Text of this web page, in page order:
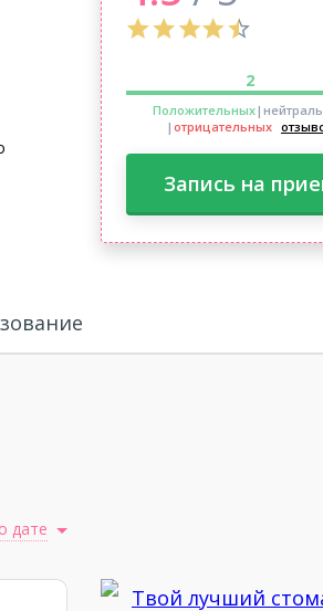
2
Положительных
| отрицательных
Запись на
дате